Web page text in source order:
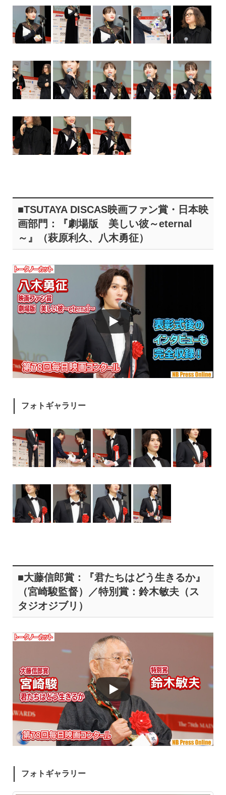
■TSUTAYA DISCAS映画ファン賞・日本映
画部門：『劇場版 美しい彼～eternal
～』（萩原利久、八木勇征）
フォトギャラリー
■大藤信郎賞：『君たちはどう生きるか』
（宮崎駿監督）／特別賞：鈴木敏夫（ス
タジオジブリ）
フォトギャラリー